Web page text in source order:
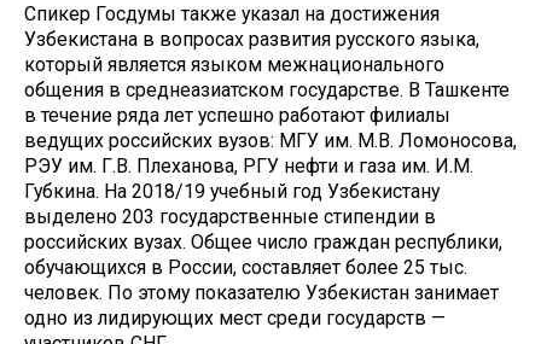
Спикер Госдумы также указал на достижения
Узбекистана в вопросах развития русского языка,
который является языком межнационального
общения в среднеазиатском государстве. В Ташкенте
в течение ряда лет успешно работают филиалы
ведущих российских вузов: МГУ им. М.В. Ломоносова,
РЭУ им. Г.В. Плеханова, РГУ нефти и газа им. И.М.
Губкина. На 2018/19 учебный год Узбекистану
выделено 203 государственные стипендии в
российских вузах. Общее число граждан республики,
обучающихся в России, составляет более 25 тыс.
человек. По этому показателю Узбекистан занимает
одно из лидирующих мест среди государств —